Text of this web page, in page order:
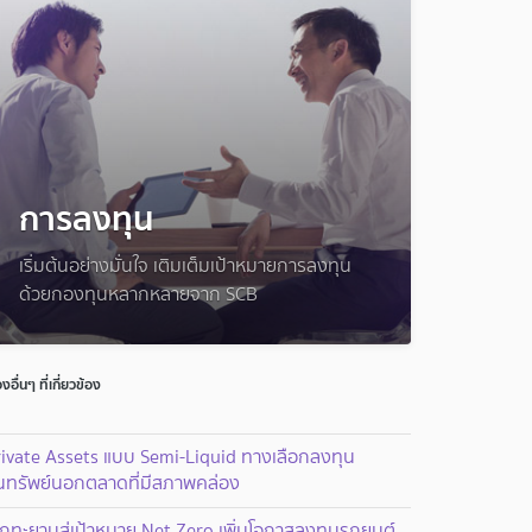
การลงทุน
เริ่มต้นอย่างมั่นใจ เติมเต็มเป้าหมายการลงทุน
ด้วยกองทุนหลากหลายจาก SCB
งอื่นๆ ที่เกี่ยวข้อง
Assets แบบ Semi-Liquid ทางเลือกลงทุน
ทรัพย์นอกตลาดที่มีสภาพคล่อง